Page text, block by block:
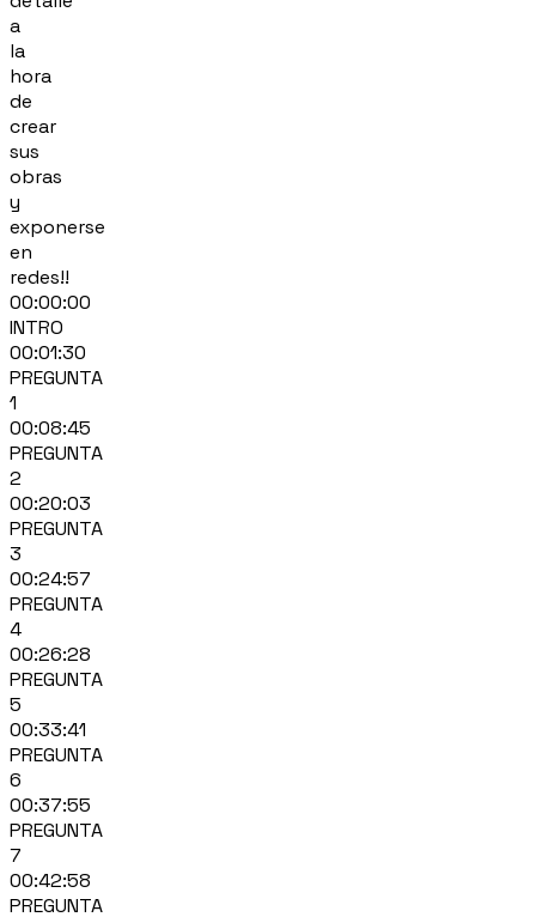
a
la
hora
de
crear
sus
obras
y
exponerse
en
redes!!
00:00:00
INTRO
00:01:30
PREGUNTA
1
00:08:45
PREGUNTA
2
00:20:03
PREGUNTA
3
00:24:57
PREGUNTA
4
00:26:28
PREGUNTA
5
00:33:41
PREGUNTA
6
00:37:55
PREGUNTA
7
00:42:58
PREGUNTA